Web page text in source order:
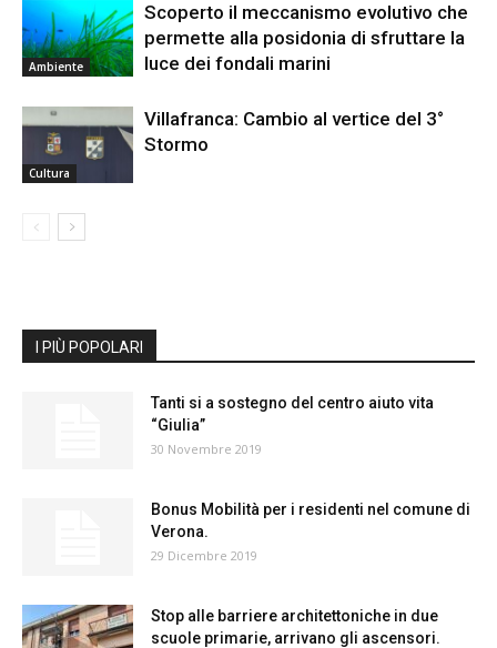
Ambiente
Scoperto il meccanismo evolutivo che
permette alla posidonia di sfruttare la
luce dei fondali marini
Cultura
Villafranca: Cambio al vertice del 3°
Stormo
I PIÙ POPOLARI
Tanti si a sostegno del centro aiuto vita
“Giulia”
30 Novembre 2019
Bonus Mobilità per i residenti nel comune di
Verona.
29 Dicembre 2019
Stop alle barriere architettoniche in due
scuole primarie, arrivano gli ascensori.